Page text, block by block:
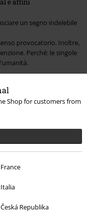
Shop for customers from
Republika
e affini
un segno indelebile
provocatorio. Inoltre,
Perché: le singole
piuttosto profondo.
interessante confrontarsi
musica metal.
all'inizio degli anni